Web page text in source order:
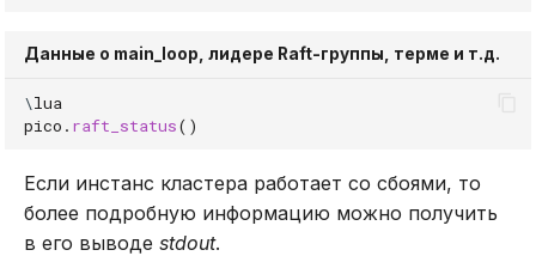
EXPLAIN
REVOKE
Данные о main_loop, лидере Raft-группы, терме и т.д.
\lua
pico . raft_status()
Если инстанс кластера работает со сбоями, то
более подробную информацию можно получить
в его выводе stdout.